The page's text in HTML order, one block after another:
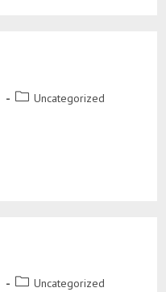
Uncategorized
Uncategorized